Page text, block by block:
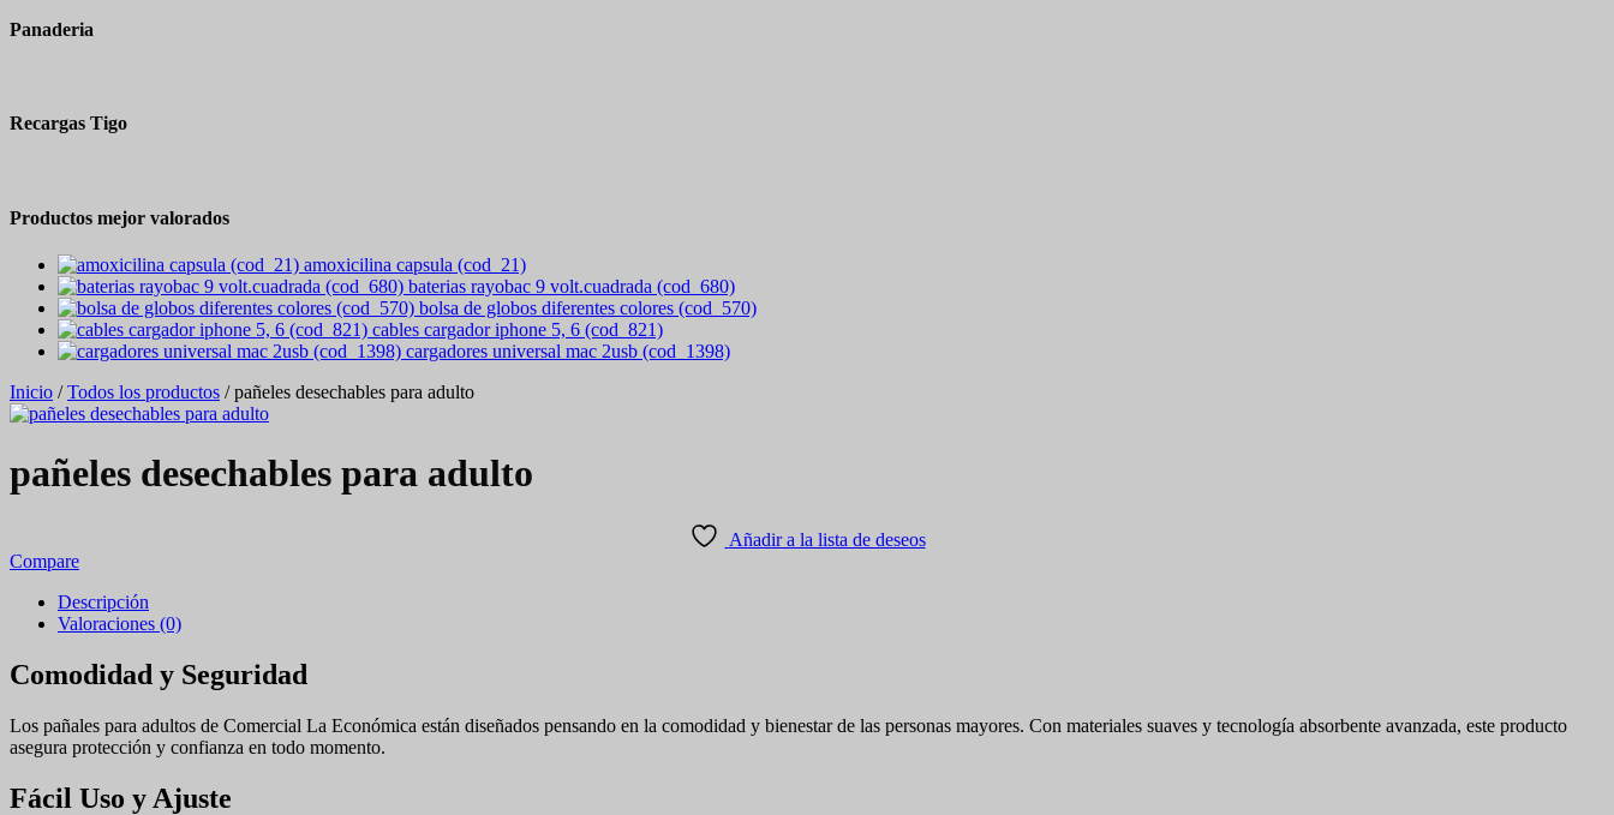
Panaderia
Recargas Tigo
Productos mejor valorados
amoxicilina capsula (cod_21)
baterias rayobac 9 volt.cuadrada (cod_680)
bolsa de globos diferentes colores (cod_570)
cables cargador iphone 5, 6 (cod_821)
cargadores universal mac 2usb (cod_1398)
Inicio /Todos los productos / pañeles desechables para adulto
pañeles desechables para adulto
Añadir a la lista de deseos
Compare
Descripción
Valoraciones (0)
Comodidad y Seguridad
Los pañales para adultos de Comercial La Económica están diseñados pensando en la comodidad y bienestar de las personas mayores. Con materiales suaves y tecnología absorbente avanzada, este producto
asegura protección y confianza en todo momento.
Fácil Uso y Ajuste